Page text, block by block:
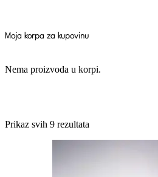
Moja korpa za kupovinu
Nema proizvoda u korpi.
Prikaz svih 9 rezultata